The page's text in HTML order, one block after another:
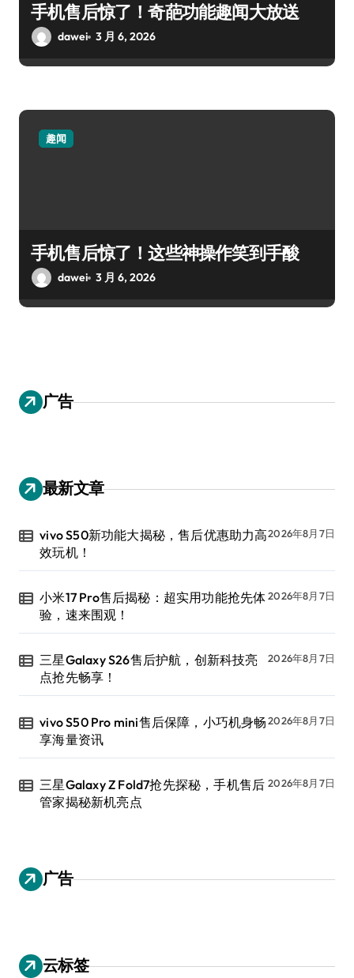
手机售后惊了！奇葩功能趣闻大放送
dawei 3 月 6, 2026
趣闻
手机售后惊了！这些神操作笑到手酸
dawei 3 月 6, 2026
广告
最新文章
vivo S50新功能大揭秘，售后优惠助力高
效玩机！
2026年8月7日
小米17 Pro售后揭秘：超实用功能抢先体
验，速来围观！
2026年8月7日
三星Galaxy S26售后护航，创新科技亮
点抢先畅享！
2026年8月7日
vivo S50 Pro mini售后保障，小巧机身畅
享海量资讯
2026年8月7日
三星Galaxy Z Fold7抢先探秘，手机售后
管家揭秘新机亮点
2026年8月7日
广告
云标签